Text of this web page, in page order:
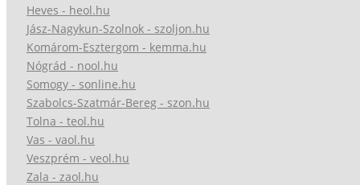
Heves - heol.hu
Jász-Nagykun-Szolnok - szoljon.hu
Komárom-Esztergom - kemma.hu
Nógrád - nool.hu
Somogy - sonline.hu
Szabolcs-Szatmár-Bereg - szon.hu
Tolna - teol.hu
Vas - vaol.hu
Veszprém - veol.hu
Zala - zaol.hu